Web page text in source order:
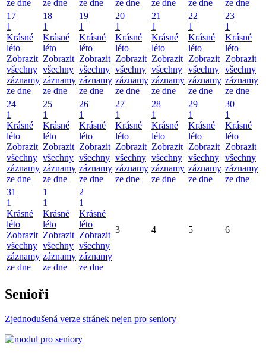
ze dne
ze dne
ze dne
ze dne
ze dne
ze dne
ze dne
17
1
Krásné
léto
Zobrazit
všechny
záznamy
ze dne
18
1
Krásné
léto
Zobrazit
všechny
záznamy
ze dne
19
1
Krásné
léto
Zobrazit
všechny
záznamy
ze dne
20
1
Krásné
léto
Zobrazit
všechny
záznamy
ze dne
21
1
Krásné
léto
Zobrazit
všechny
záznamy
ze dne
22
1
Krásné
léto
Zobrazit
všechny
záznamy
ze dne
23
1
Krásné
léto
Zobrazit
všechny
záznamy
ze dne
24
1
Krásné
léto
Zobrazit
všechny
záznamy
ze dne
25
1
Krásné
léto
Zobrazit
všechny
záznamy
ze dne
26
1
Krásné
léto
Zobrazit
všechny
záznamy
ze dne
27
1
Krásné
léto
Zobrazit
všechny
záznamy
ze dne
28
1
Krásné
léto
Zobrazit
všechny
záznamy
ze dne
29
1
Krásné
léto
Zobrazit
všechny
záznamy
ze dne
30
1
Krásné
léto
Zobrazit
všechny
záznamy
ze dne
31
1
Krásné
léto
Zobrazit
všechny
záznamy
ze dne
1
1
Krásné
léto
Zobrazit
všechny
záznamy
ze dne
2
1
Krásné
léto
Zobrazit
všechny
záznamy
ze dne
3 4 5 6
Senioři
Zjednodušená verze stránek nejen pro seniory